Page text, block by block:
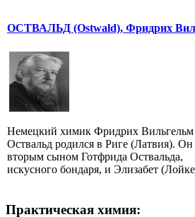
ОСТВАЛЬД (Ostwald), Фридрих
Немецкий химик Фридрих Вильгельм
Оствальд родился в Риге (Латвия).
вторым сыном Готфрида Оствальда,
искусного бондаря, и Элизабет
Практическая химия: